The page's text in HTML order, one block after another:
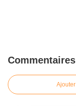
Commentaires